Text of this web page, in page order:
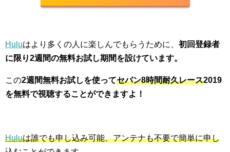
Huluはより多くの人に楽しんでもらうために、 初回登録者
に限り2週間の無料お試し期間を設けています。
この2週間無料お試しを使ってセパン8時間耐久レース2019
を無料で視聴することができますよ！
Huluは誰でも申し込み可能、アンテナも不要で簡単に申し